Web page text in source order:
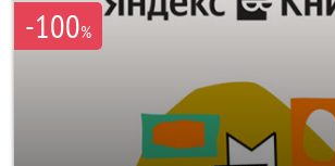
-100%